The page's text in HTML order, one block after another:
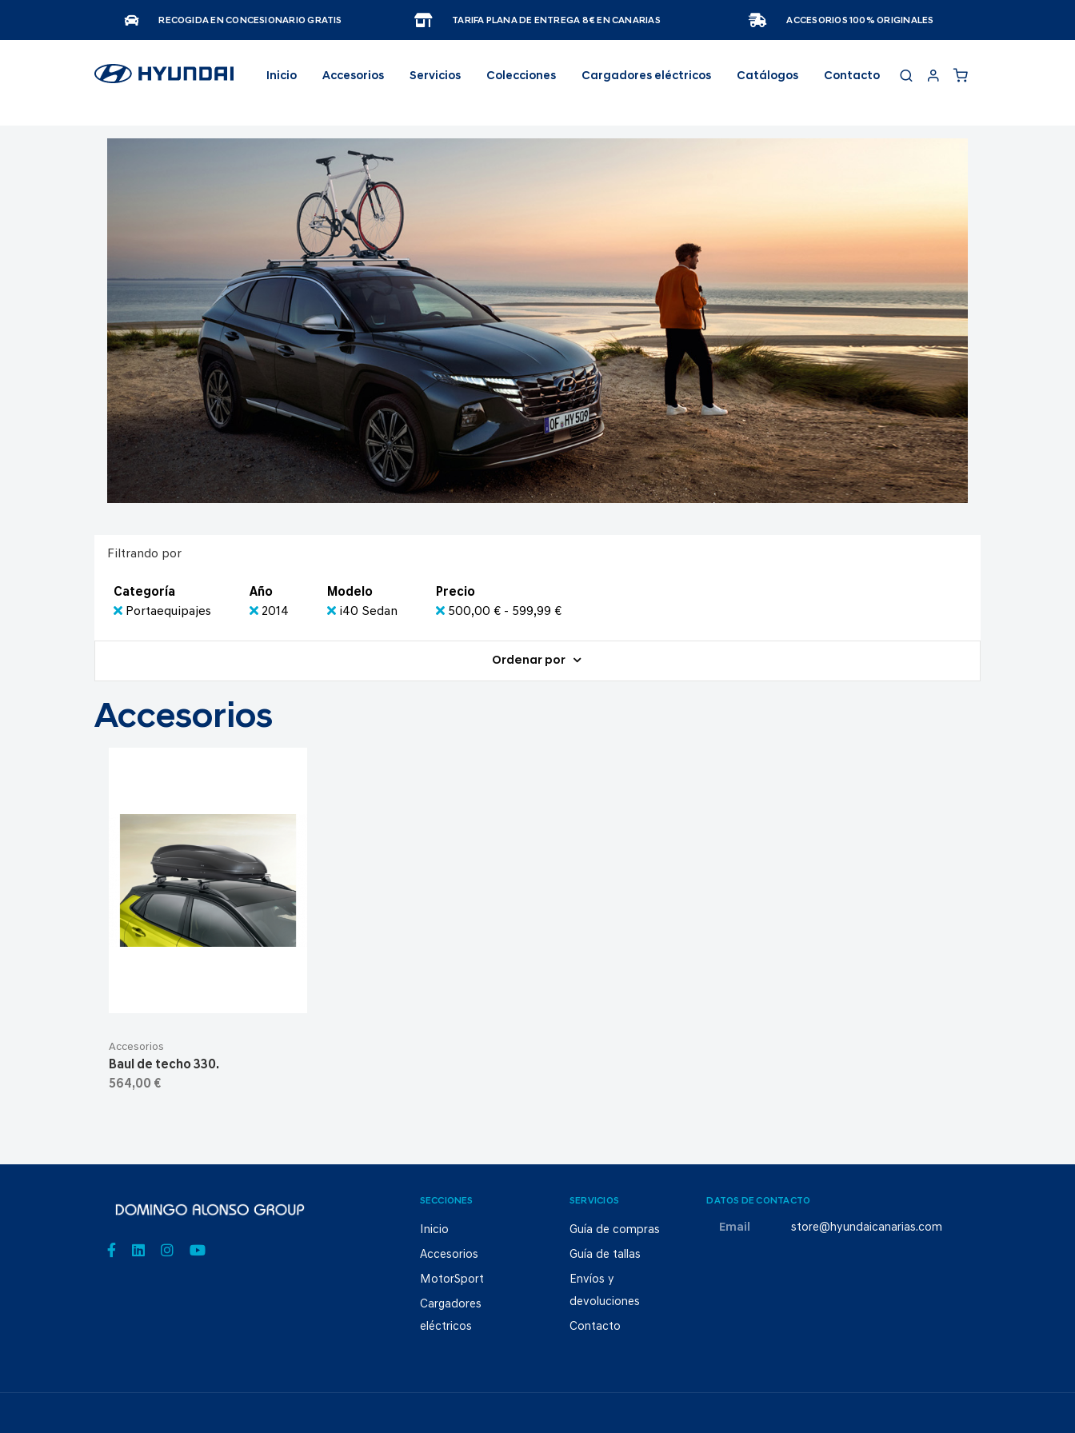
RECOGIDA EN CONCESIONARIO GRATIS TARIFA PLANA DE ENTREGA 8€ EN CANARIAS ACCESORIOS 100% ORIGINALES
Inicio Accesorios Servicios Colecciones Cargadores eléctricos Catálogos Contacto
Filtrando por
Categoría
Portaequipajes
Año
2014
Modelo
i40 Sedan
Precio
500,00 € - 599,99 €
Ordenar por
Accesorios
Accesorios
Baul de techo 330.
564,00 €
SECCIONES
Inicio
Accesorios
MotorSport
Cargadores
eléctricos
SERVICIOS
Guía de compras
Guía de tallas
Envíos y
devoluciones
Contacto
DATOS DE CONTACTO
Email store@hyundaicanarias.com